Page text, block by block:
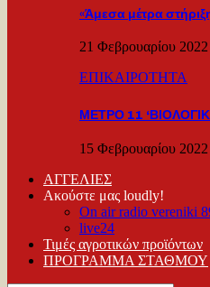
«Άμεσα μέτρα
21 Φεβρουαρίου 2022
ΕΠΙΚΑΙΡΟΤΗΤΑ
ΜΕΤΡΟ 11
15 Φεβρουαρίου 2022
ΑΓΓΕΛΙΕΣ
Ακούστε μας loudly!
On air radio vereniki
live24
Τιμές αγροτικών προϊόντων
ΠΡΟΓΡΑΜΜΑ ΣΤΑΘΜΟΥ